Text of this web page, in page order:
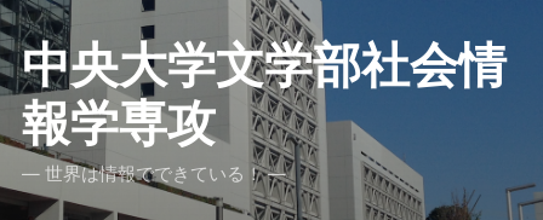
中央大学文学部社会情
報学専攻
― 世界は情報でできている！ ―